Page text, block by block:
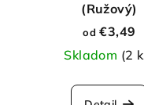
(Ružový)
od €3,49
Skladom (2